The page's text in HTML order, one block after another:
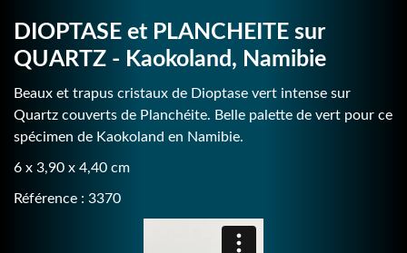
DIOPTASE et PLANCHEITE sur
QUARTZ - Kaokoland, Namibie
Beaux et trapus cristaux de Dioptase vert intense sur
Quartz couverts de Planchéite. Belle palette de vert pour ce
spécimen de Kaokoland en Namibie.
6 x 3,90 x 4,40 cm
Référence : 3370